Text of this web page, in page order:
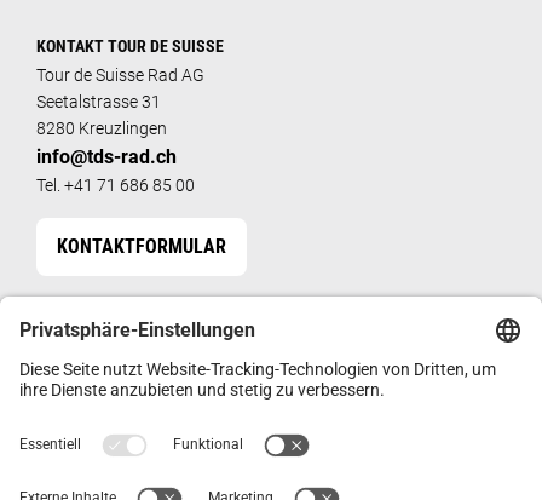
KONTAKT TOUR DE SUISSE
Tour de Suisse Rad AG
Seetalstrasse 31
8280 Kreuzlingen
info@tds-rad.ch
Tel. +41 71 686 85 00
KONTAKTFORMULAR
FÜR FACHHÄNDLER